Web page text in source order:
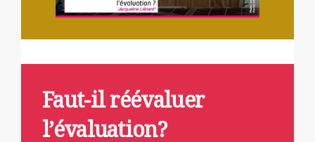
Faut-il réévaluer
l’évaluation?